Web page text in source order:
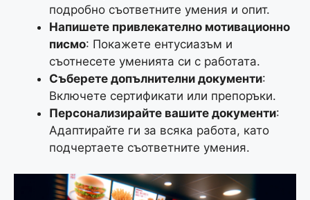
подробно съответните умения и опит.
Напишете привлекателно мотивационно
писмо: Покажете ентусиазъм и
съотнесете уменията си с работата.
Съберете допълнителни документи:
Включете сертификати или препоръки.
Персонализирайте вашите документи:
Адаптирайте ги за всяка работа, като
подчертаете съответните умения.